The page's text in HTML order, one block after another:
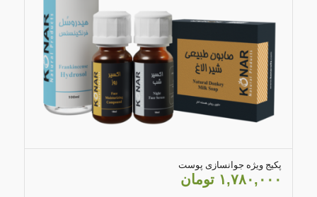
4.83
پکیج ویژه جوانسازی پوست
۱,۷۸۰,۰۰۰ تومان